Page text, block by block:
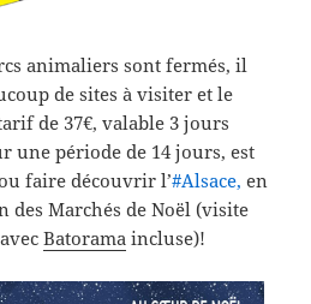
animaliers sont fermés, il
de sites à visiter et le
de 37€, valable 3 jours
une période de 14 jours, est
faire découvrir l’‪#‎Alsace,en
des Marchés de Noël (visite
Batorama incluse)!